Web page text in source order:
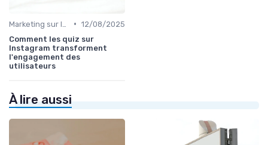
• 12/08/2025
Comment les quiz sur
Instagram transforment
l'engagement des
utilisateurs
À lire aussi